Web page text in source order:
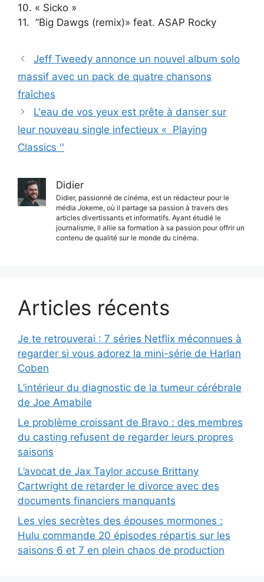
10. « Sicko »
11. ⁠ ”Big Dawgs (remix)» feat. ASAP Rocky
Jeff Tweedy annonce un nouvel album solo
massif avec un pack de quatre chansons
fraîches
L'eau de vos yeux est prête à danser sur
leur nouveau single infectieux « Playing
Classics ''
Didier
Didier, passionné de cinéma, est un rédacteur pour le
média Jokeme, où il partage sa passion à travers des
articles divertissants et informatifs. Ayant étudié le
journalisme, il allie sa formation à sa passion pour offrir un
contenu de qualité sur le monde du cinéma.
Articles récents
Je te retrouverai : 7 séries Netflix méconnues à
regarder si vous adorez la mini-série de Harlan
Coben
L’intérieur du diagnostic de la tumeur cérébrale
de Joe Amabile
Le problème croissant de Bravo : des membres
du casting refusent de regarder leurs propres
saisons
L’avocat de Jax Taylor accuse Brittany
Cartwright de retarder le divorce avec des
documents financiers manquants
Les vies secrètes des épouses mormones :
Hulu commande 20 épisodes répartis sur les
saisons 6 et 7 en plein chaos de production